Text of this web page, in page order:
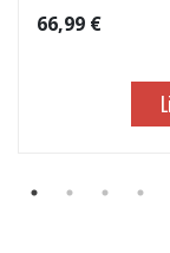
66,99 €